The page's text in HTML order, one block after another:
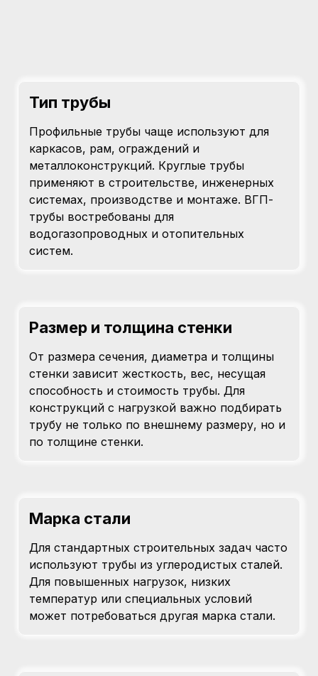
Тип трубы
Профильные трубы чаще используют для
каркасов, рам, ограждений и
металлоконструкций. Круглые трубы
применяют в строительстве, инженерных
системах, производстве и монтаже. ВГП-
трубы востребованы для
водогазопроводных и отопительных
систем.
Размер и толщина стенки
От размера сечения, диаметра и толщины
стенки зависит жесткость, вес, несущая
способность и стоимость трубы. Для
конструкций с нагрузкой важно подбирать
трубу не только по внешнему размеру, но и
по толщине стенки.
Марка стали
Для стандартных строительных задач часто
используют трубы из углеродистых сталей.
Для повышенных нагрузок, низких
температур или специальных условий
может потребоваться другая марка стали.